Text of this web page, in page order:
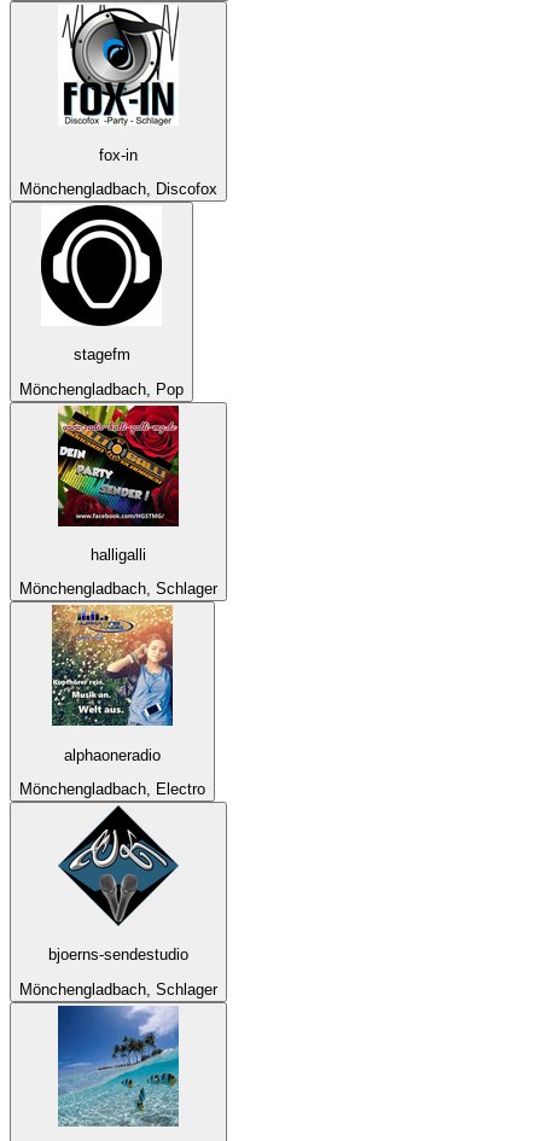
fox-in
Mönchengladbach, Discofox
stagefm
Mönchengladbach, Pop
halligalli
Mönchengladbach, Schlager
alphaoneradio
Mönchengladbach, Electro
bjoerns-sendestudio
Mönchengladbach, Schlager